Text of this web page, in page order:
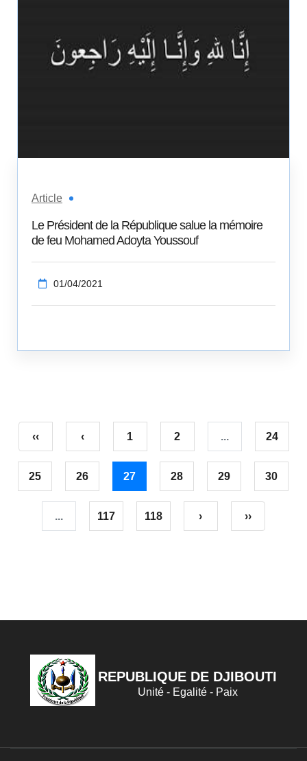
Article
Le Président de la République salue la mémoire
de feu Mohamed Adoyta Youssouf
01/04/2021
‹‹ ‹ 1 2 ... 24
25 26 27 28 29 30
... 117 118 › ››
REPUBLIQUE DE DJIBOUTI
Unité - Egalité - Paix